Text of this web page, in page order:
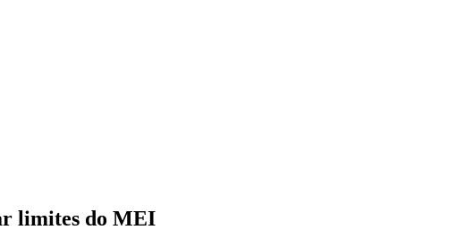
limites do MEI